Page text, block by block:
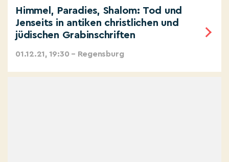
Himmel, Paradies, Shalom: Tod und
Jenseits in antiken christlichen und
jüdischen Grabinschriften
01.12.21, 19:30 – Regensburg